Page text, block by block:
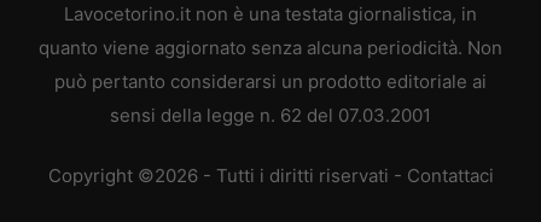
Lavocetorino.it non è una testata giornalistica, in
quanto viene aggiornato senza alcuna periodicità. Non
può pertanto considerarsi un prodotto editoriale ai
sensi della legge n. 62 del 07.03.2001
Copyright ©2026 - Tutti i diritti riservati - Contattaci